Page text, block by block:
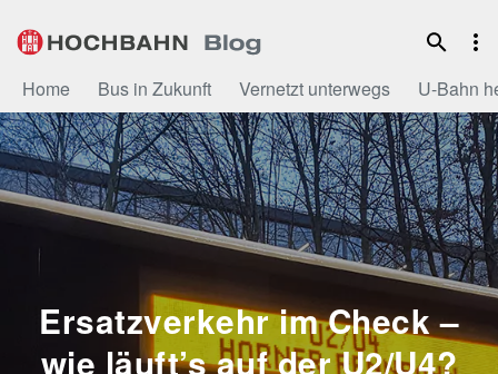
Inhalt
Home Bus in Zukunft Vernetzt unterwegs U-Bahn
Ersatzverkehr im Check –
wie läuft’s auf der U2/U4?